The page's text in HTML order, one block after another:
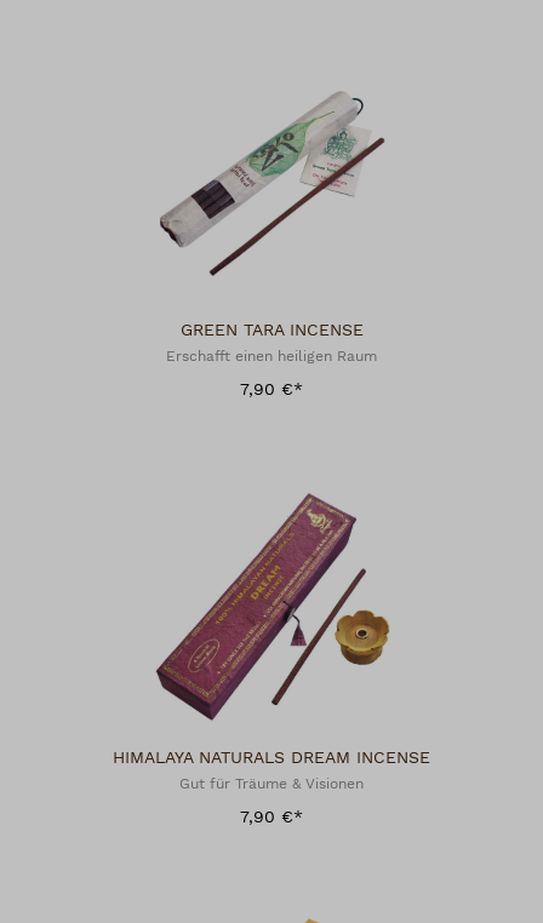
GREEN TARA INCENSE
Erschafft einen heiligen Raum
7,90 €*
HIMALAYA NATURALS DREAM INCENSE
Gut für Träume & Visionen
7,90 €*